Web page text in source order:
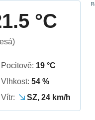
°C
Pocitově: 19 °C
Vlhkost:54 %
Vítr:
SZ, 24 km/h